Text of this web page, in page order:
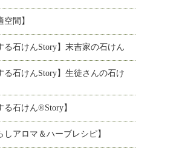
空間】
る石けんStory】末吉家の石けん
る石けんStory】生徒さんの石け
る石けん®Story】
しアロマ＆ハーブレシピ】